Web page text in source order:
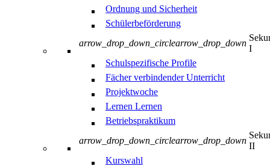
Ordnung und Sicherheit
Schülerbeförderung
arrow_drop_down_circlearrow_drop_down
I
Schulspezifische Profile
Fächer verbindender Unterricht
Projektwoche
Lernen Lernen
Betriebspraktikum
arrow_drop_down_circlearrow_drop_down
II
Kurswahl